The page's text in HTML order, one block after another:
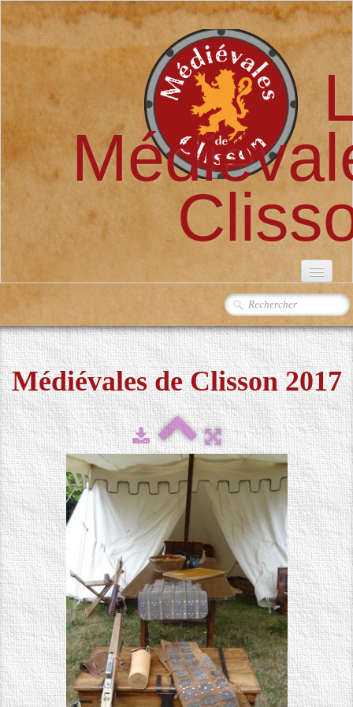
L'ASSOCIATION▼
FESTIVAL 2026▼
MÉDIAS▼
CONTACT
LOCATION DE COSTUMES
Médiévales de Clisson 2017